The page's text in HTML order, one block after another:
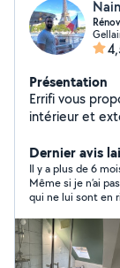
Présentation
Errifi vous
intérieur et
de plaque de plâtre Création
Aménagement
Peinture Parquet et revêtement de sol Bardage sur
façade extérieur ou
votre devis
Dernier avis
Il y a plus de 6
Même si je n’ai pas
qui ne lui sont en